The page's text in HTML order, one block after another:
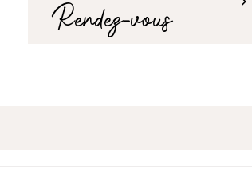
Rendez-vous